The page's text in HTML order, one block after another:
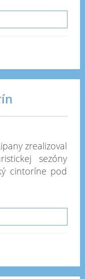
zrealizoval
sezóny
cintoríne pod